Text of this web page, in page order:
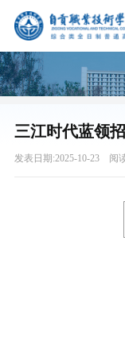
三江时代蓝领
发表日期:2025-10-23 阅